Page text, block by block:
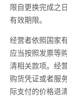
限自更换完成之
有效期限。
经营者依照国家
应当按照发票等
清相关款项。经
购货凭证或者服
际支付的价格退